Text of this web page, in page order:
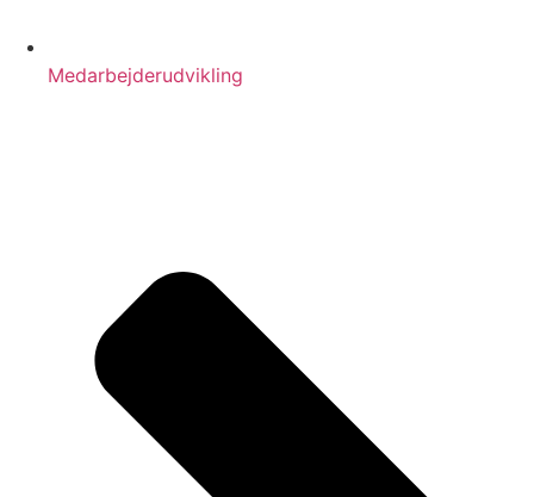
Medarbejderudvikling